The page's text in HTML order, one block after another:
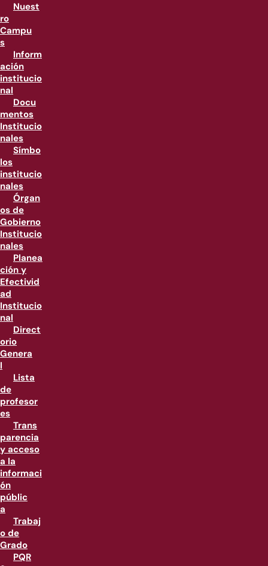
Nuest
ro
Campu
s
Inform
ación
institucio
nal
Docu
mentos
Institucio
nales
Símbo
los
institucio
nales
Órgan
os de
Gobierno
Institucio
nales
Planea
ción y
Efectivid
ad
Institucio
nal
Direct
orio
Genera
l
Lista
de
profesor
es
Trans
parencia
y acceso
a la
informaci
ón
públic
a
Trabaj
o de
Grado
PQR